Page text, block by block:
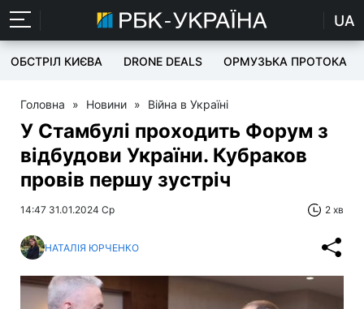
UA
ОБСТРІЛ КИЄВА DRONE DEALS ОРМУЗЬКА ПРОТОКА
Головна » Новини » Війна в Україні
У Стамбулі проходить Форум з
відбудови України. Кубраков
провів першу зустріч
14:47 31.01.2024 Ср 2 хв
НАТАЛІЯ ЮРЧЕНКО